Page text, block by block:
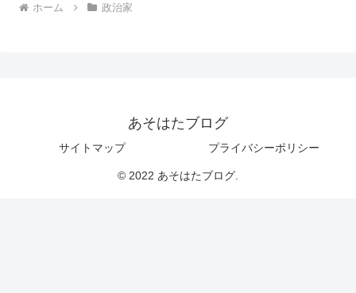
ホーム 政治家
あそはたブログ
サイトマップ プライバシーポリシー
© 2022 あそはたブログ.